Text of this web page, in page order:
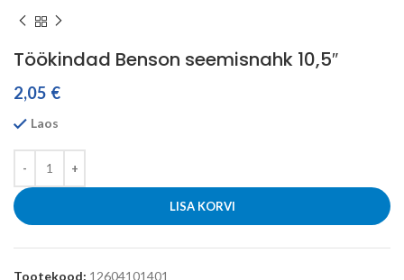
Töökindad Benson seemisnahk 10,5″
2,05 €
Laos
LISA KORVI
Tootekood: 12604101401